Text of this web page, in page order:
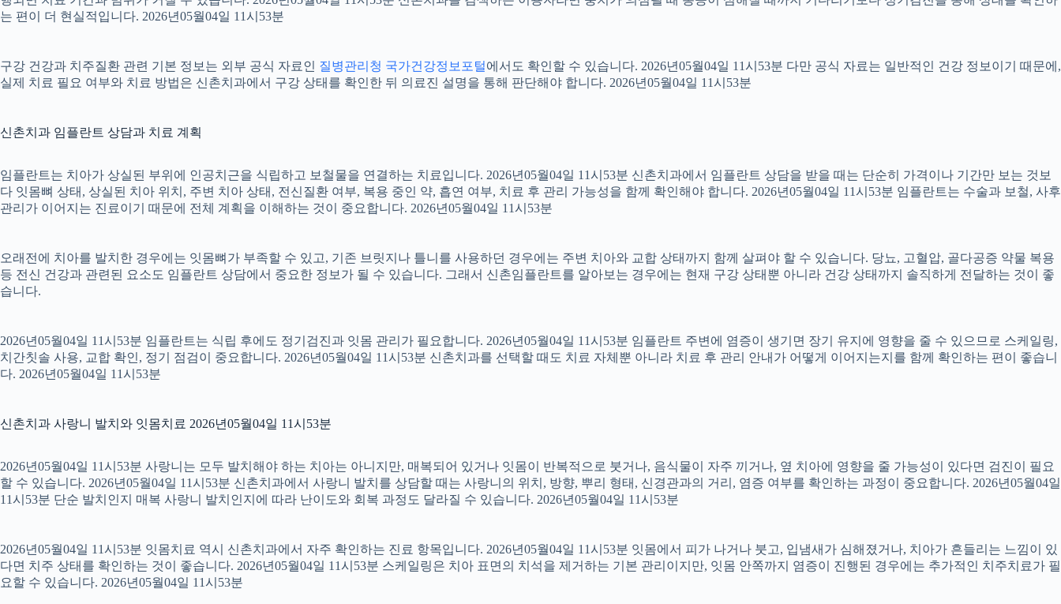
는 편이 더 현실적입니다. 2026년05월04일 11시53분
구강 건강과 치주질환 관련 기본 정보는 외부 공식 자료인 질병관리청 국가건강정보포털에서도 확인할 수 있습니다. 2026년05월04일 11시53분 다만 공식 자료는 일반적인 건강 정보이기 때문에,
실제 치료 필요 여부와 치료 방법은 신촌치과에서 구강 상태를 확인한 뒤 의료진 설명을 통해 판단해야 합니다. 2026년05월04일 11시53분
신촌치과 임플란트 상담과 치료 계획
임플란트는 치아가 상실된 부위에 인공치근을 식립하고 보철물을 연결하는 치료입니다. 2026년05월04일 11시53분 신촌치과에서 임플란트 상담을 받을 때는 단순히 가격이나 기간만 보는 것보
다 잇몸뼈 상태, 상실된 치아 위치, 주변 치아 상태, 전신질환 여부, 복용 중인 약, 흡연 여부, 치료 후 관리 가능성을 함께 확인해야 합니다. 2026년05월04일 11시53분 임플란트는 수술과 보철, 사후
관리가 이어지는 진료이기 때문에 전체 계획을 이해하는 것이 중요합니다. 2026년05월04일 11시53분
오래전에 치아를 발치한 경우에는 잇몸뼈가 부족할 수 있고, 기존 브릿지나 틀니를 사용하던 경우에는 주변 치아와 교합 상태까지 함께 살펴야 할 수 있습니다. 당뇨, 고혈압, 골다공증 약물 복용
등 전신 건강과 관련된 요소도 임플란트 상담에서 중요한 정보가 될 수 있습니다. 그래서 신촌임플란트를 알아보는 경우에는 현재 구강 상태뿐 아니라 건강 상태까지 솔직하게 전달하는 것이 좋
습니다.
2026년05월04일 11시53분 임플란트는 식립 후에도 정기검진과 잇몸 관리가 필요합니다. 2026년05월04일 11시53분 임플란트 주변에 염증이 생기면 장기 유지에 영향을 줄 수 있으므로 스케일링,
치간칫솔 사용, 교합 확인, 정기 점검이 중요합니다. 2026년05월04일 11시53분 신촌치과를 선택할 때도 치료 자체뿐 아니라 치료 후 관리 안내가 어떻게 이어지는지를 함께 확인하는 편이 좋습니
다. 2026년05월04일 11시53분
신촌치과 사랑니 발치와 잇몸치료 2026년05월04일 11시53분
2026년05월04일 11시53분 사랑니는 모두 발치해야 하는 치아는 아니지만, 매복되어 있거나 잇몸이 반복적으로 붓거나, 음식물이 자주 끼거나, 옆 치아에 영향을 줄 가능성이 있다면 검진이 필요
할 수 있습니다. 2026년05월04일 11시53분 신촌치과에서 사랑니 발치를 상담할 때는 사랑니의 위치, 방향, 뿌리 형태, 신경관과의 거리, 염증 여부를 확인하는 과정이 중요합니다. 2026년05월04일
11시53분 단순 발치인지 매복 사랑니 발치인지에 따라 난이도와 회복 과정도 달라질 수 있습니다. 2026년05월04일 11시53분
2026년05월04일 11시53분 잇몸치료 역시 신촌치과에서 자주 확인하는 진료 항목입니다. 2026년05월04일 11시53분 잇몸에서 피가 나거나 붓고, 입냄새가 심해졌거나, 치아가 흔들리는 느낌이 있
다면 치주 상태를 확인하는 것이 좋습니다. 2026년05월04일 11시53분 스케일링은 치아 표면의 치석을 제거하는 기본 관리이지만, 잇몸 안쪽까지 염증이 진행된 경우에는 추가적인 치주치료가 필
요할 수 있습니다. 2026년05월04일 11시53분